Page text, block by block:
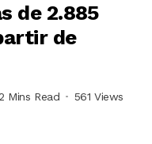
de 2.885
de
Mins Read 561 Views